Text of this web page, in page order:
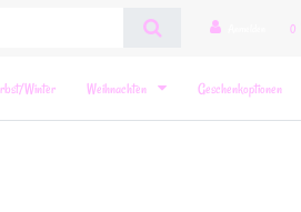
0
Winter Weihnachten Geschenkoptionen